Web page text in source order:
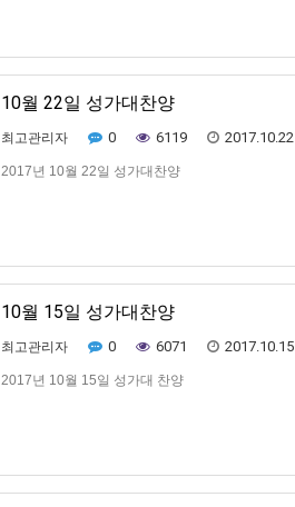
10월 22일 성가대찬양
최고관리자 0 6119 2017.10.22
2017년 10월 22일 성가대찬양
10월 15일 성가대찬양
최고관리자 0 6071 2017.10.15
2017년 10월 15일 성가대 찬양